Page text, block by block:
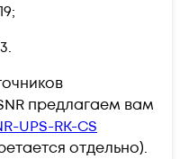
предлагаем вам
UPS-RK-CS
отдельно).